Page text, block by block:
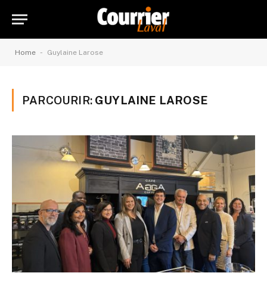
Home - Guylaine Larose
PARCOURIR: GUYLAINE LAROSE